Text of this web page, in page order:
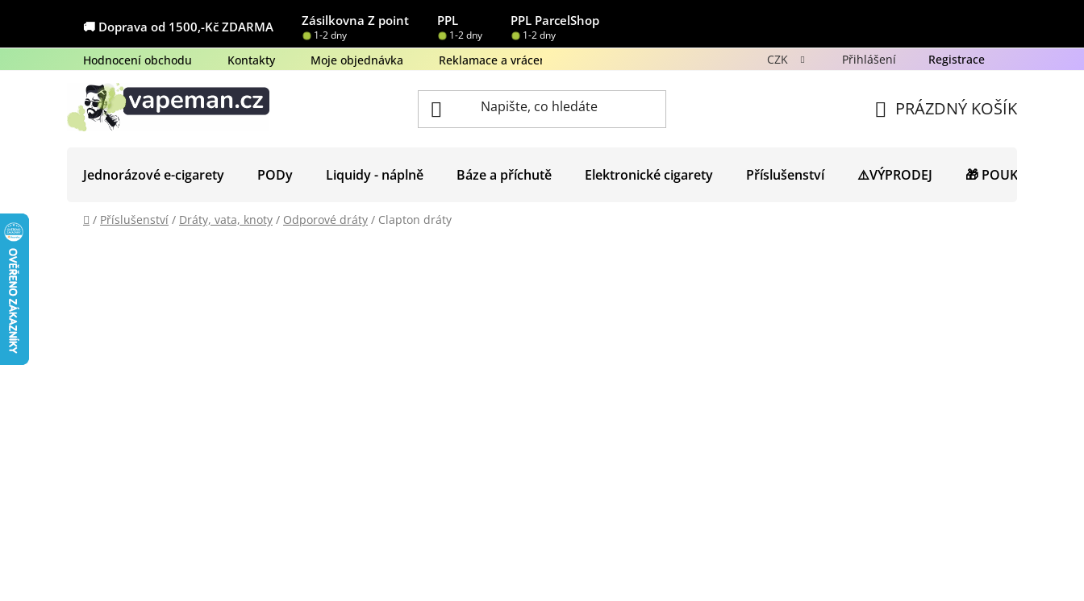
obsah
🚚 Doprava od 1500,-Kč ZDARMA Zásilkovna Z point PPL PPL ParcelShop
1-2 dny 1-2 dny 1-2 dny
Hodnocení obchodu Kontakty Moje objednávka Reklamace a vrácení zboží Ochrana osobních údajů GDPR Novinky
CZK Přihlášení Registrace
KOŠÍK
PRÁZDNÝ KOŠÍK
Jednorázové e-cigarety PODy Liquidy - náplně Báze a příchutě Elektronické cigarety Příslušenství ⚠️VÝPRODEJ 🎁 POUKAZY
Domů
/ Příslušenství / Dráty, vata, knoty / Odporové dráty / Clapton dráty